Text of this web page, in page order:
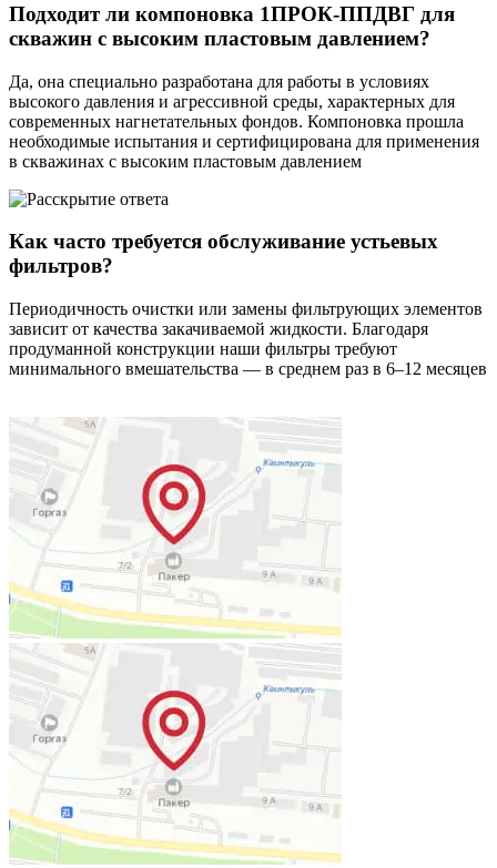
Подходит ли компоновка 1ПРОК-ППДВГ для
скважин с высоким пластовым давлением?
Да, она специально разработана для работы в условиях
высокого давления и агрессивной среды, характерных для
современных нагнетательных фондов. Компоновка прошла
необходимые испытания и сертифицирована для применения
в скважинах с высоким пластовым давлением
Как часто требуется обслуживание устьевых
фильтров?
Периодичность очистки или замены фильтрующих элементов
зависит от качества закачиваемой жидкости. Благодаря
продуманной конструкции наши фильтры требуют
минимального вмешательства — в среднем раз в 6–12 месяцев